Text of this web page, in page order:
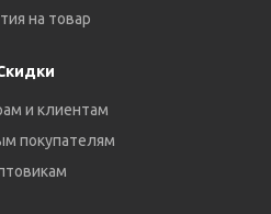
на товар
и клиентам
покупателям